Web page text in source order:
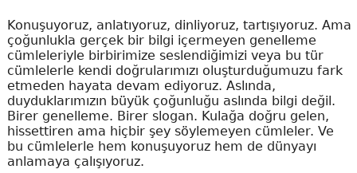
Konuşuyoruz, anlatıyoruz, dinliyoruz, tartışıyoruz. Ama
çoğunlukla gerçek bir bilgi içermeyen genelleme
cümleleriyle birbirimize seslendiğimizi veya bu tür
cümlelerle kendi doğrularımızı oluşturduğumuzu fark
etmeden hayata devam ediyoruz. Aslında,
duyduklarımızın büyük çoğunluğu aslında bilgi değil.
Birer genelleme. Birer slogan. Kulağa doğru gelen,
hissettiren ama hiçbir şey söylemeyen cümleler. Ve
bu cümlelerle hem konuşuyoruz hem de dünyayı
anlamaya çalışıyoruz.